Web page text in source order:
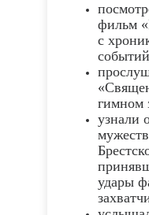
фильм
с
гимном
узнали
удары